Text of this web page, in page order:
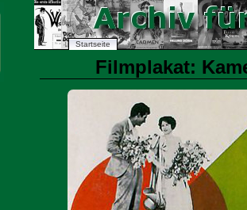
Startseite
Filmplakat: